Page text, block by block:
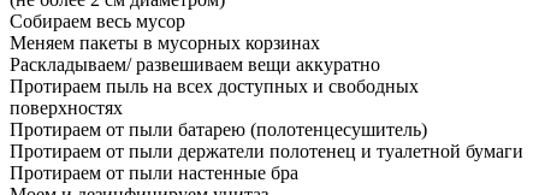
Собираем весь мусор
Меняем пакеты в мусорных корзинах
Раскладываем/ развешиваем вещи аккуратно
Протираем пыль на всех доступных и свободных
поверхностях
Протираем от пыли батарею (полотенцесушитель)
Протираем от пыли держатели полотенец и туалетной бумаги
Протираем от пыли настенные бра